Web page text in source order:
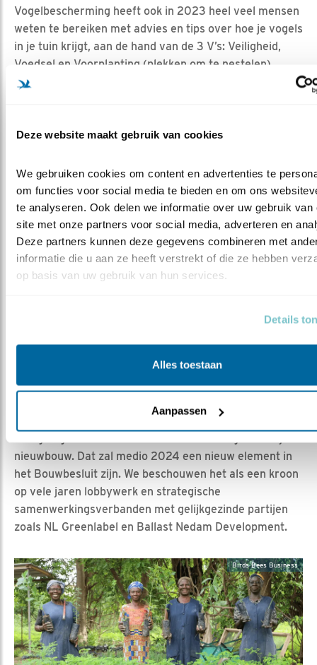
Deze website maakt gebruik van cookies
We gebruiken cookies om content en advertenties te
om functies voor social media te bieden en om ons
te analyseren. Ook delen we informatie over uw gebruik van
site met onze partners voor social media, adverteren en
Deze partners kunnen deze gegevens combineren met
informatie die u aan ze heeft verstrekt of die ze hebben
op basis van uw gebruik van hun services.
Details
Alles toestaan
Aanpassen
Vogelbescherming heeft ook in 2023 heel veel mensen
weten te bereiken met advies en tips over hoe je vogels
in je tuin krijgt, aan de hand van de 3 V’s: Veiligheid,
Voedsel en Voorplanting (plekken om te nestelen).
Oók gemeenten en ontwikkelaars moeten meedoen om
medebewoners. Vogelbescherming werkt steeds vaker
verder op de kaart te zetten.In 2023 verscheen in
samenwerking met ontwikkelaar Synchroon de
praktische gids Natuurinclusief Ontwikkelen om nog
meer partijen mee te krijgen.
Professionele partijen die stappen willen zetten op dit
vlak, kunnen ook terecht op onze website
Bouwen, die in 2023 uitgereikt werd aan De Urbanisten
voor de natuurvriendelijke woonomgeving die ze
hebben weten te creëren in een buurt die voorheen
Keilehaven.
Ook kwam in 2023 het verheugende bericht dat
nieuwbouw. Dat zal medio 2024 een nieuw element in
het Bouwbesluit zijn. We beschouwen het als een kroon
op vele jaren lobbywerk en strategische
samenwerkingsverbanden met gelijkgezinde partijen
zoals NL Greenlabel en Ballast Nedam Development.
Birds Bees Business